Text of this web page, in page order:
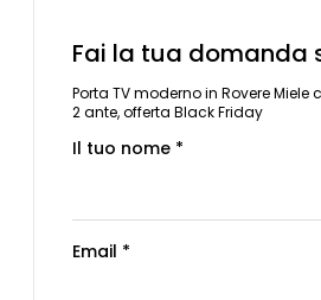
Fai la tua domanda
Porta TV moderno in Rovere
2 ante, offerta Black Friday
Il tuo nome *
Email *